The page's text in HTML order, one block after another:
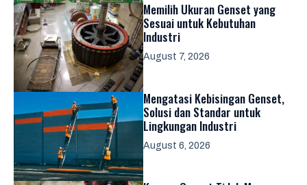
Memilih Ukuran Genset yang
Sesuai untuk Kebutuhan
Industri
August 7, 2026
Mengatasi Kebisingan Genset,
Solusi dan Standar untuk
Lingkungan Industri
August 6, 2026